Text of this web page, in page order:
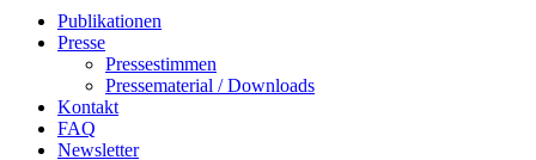
Publikationen
Presse
Pressestimmen
Pressematerial / Downloads
Kontakt
FAQ
Newsletter